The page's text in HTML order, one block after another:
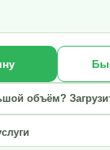
объём?